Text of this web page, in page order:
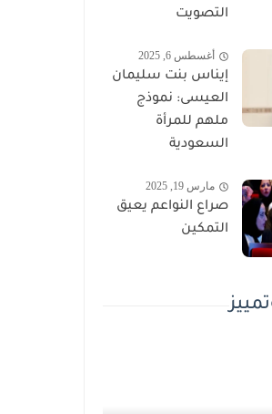
التصويت
أغسطس 6, 2025
إيناس بنت سليمان
العيسى: نموذج
ملهم للمرأة
السعودية
مارس 19, 2025
صراع النواعم يعيق
التمكين